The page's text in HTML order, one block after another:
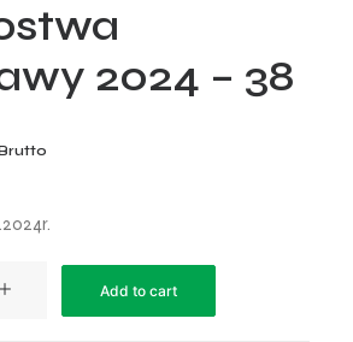
2024 – 38
Add to cart